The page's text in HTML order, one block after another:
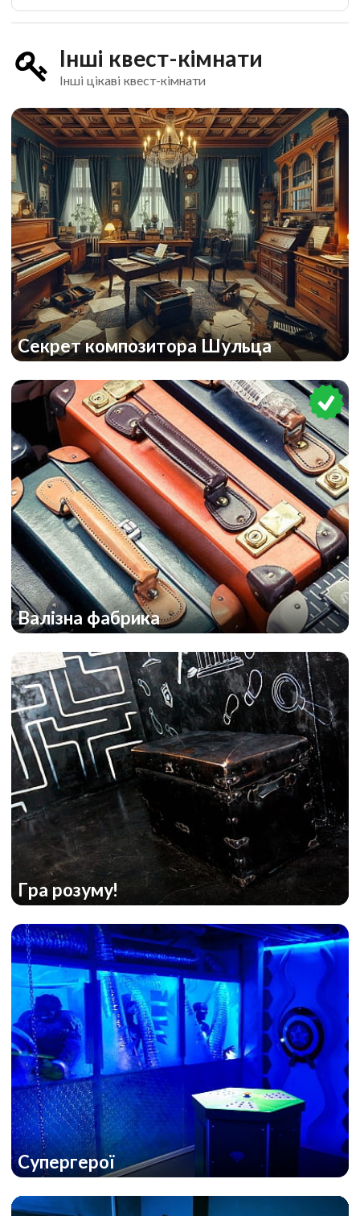
Інші квест-кімнати
Інші цікаві квест-кімнати
Cекрет композитора Шульца
Валізна фабрика
Гра розуму!
Супергерої